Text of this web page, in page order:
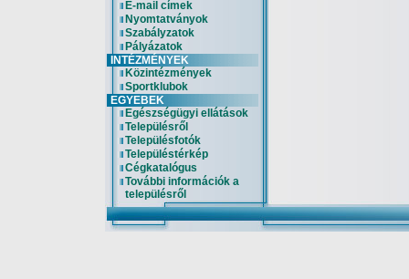
E-mail címek
Nyomtatványok
Szabályzatok
Pályázatok
INTÉZMÉNYEK
Közintézmények
Sportklubok
EGYEBEK
Egészségügyi ellátások
Településről
Településfotók
Településtérkép
Cégkatalógus
További információk a
településről